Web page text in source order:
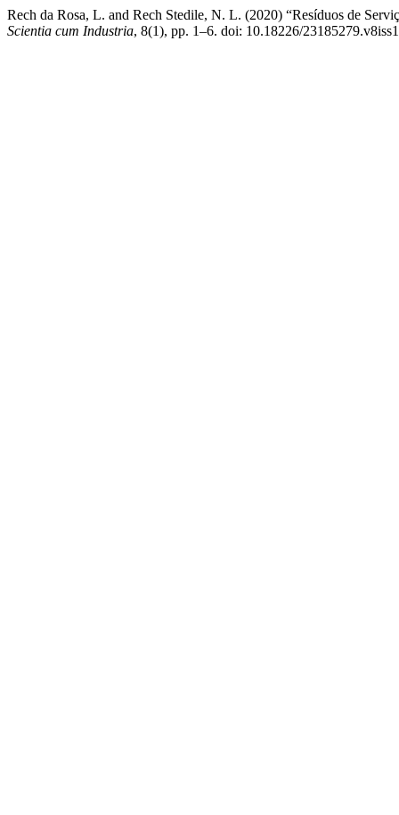
Rech da Rosa, L. and Rech Stedile, N. L. (2020) “Resíduos de
Scientia cum Industria, 8(1), pp. 1–6. doi: 10.18226/